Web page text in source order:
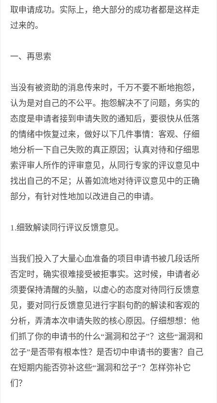
取申请成功。实际上，绝大部分的成功者都是这样走
过来的。
一、再思索
当没有被资助的消息传来时，千万不要不断地抱怨，
认为是对自己的不公平。抱怨解决不了问题，务实的
态度是申请者接到申请失败的通知后，要很快从低落
的情绪中恢复过来，做好以下几件事情：客观、仔细
地分析一下自己失败的真正原因；认真对待和仔细思
索评审人所作的评审意见，从同行专家的评议意见中
找出自己的不足；从善如流地对待评议意见中的正确
部分，有针对性地加以改进自己的申请。
1.细致解读同行评议反馈意见。
当我们投入了大量心血准备的项目申请书被几段话所
否定时，确实很难接受被拒事实。这时候，申请者必
须要保持清醒的头脑，以虚心的态度对待同行反馈意
见，要对同行反馈意见进行字斟句酌的解读和客观的
分析，弄清本次申请失败的核心原因。仔细想想：他
们抓了你的申请书的什么“漏洞和岔子”？这些“漏洞和
岔子”是否带有根本性？是否切中申请书的要害？自己
在短期内能否弥补这些“漏洞和岔子”？怎样弥补它
们？